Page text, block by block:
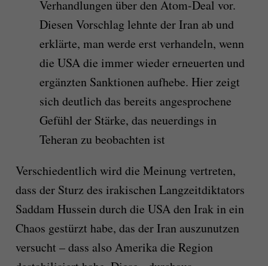
Verhandlungen über den Atom-Deal vor.
Diesen Vorschlag lehnte der Iran ab und
erklärte, man werde erst verhandeln, wenn
die USA die immer wieder erneuerten und
ergänzten Sanktionen aufhebe. Hier zeigt
sich deutlich das bereits angesprochene
Gefühl der Stärke, das neuerdings in
Teheran zu beobachten ist
Verschiedentlich wird die Meinung vertreten,
dass der Sturz des irakischen Langzeitdiktators
Saddam Hussein durch die USA den Irak in ein
Chaos gestürzt habe, das der Iran auszunutzen
versucht – dass also Amerika die Region